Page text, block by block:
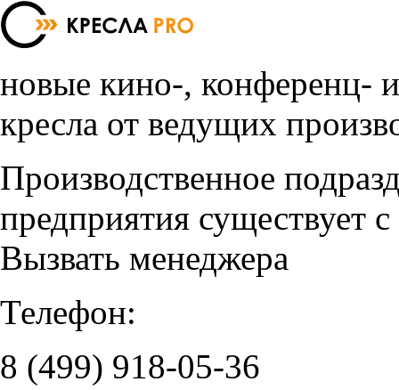
новые кино-, конференц-
кресла от ведущих
Производственное
предприятия существует
Вызвать менеджера
Телефон:
8 (499) 918-05-36